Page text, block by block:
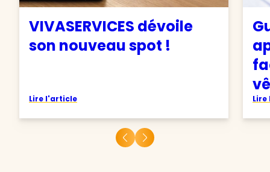
VIVASERVICES dévoile
son nouveau spot !
Lire l'article